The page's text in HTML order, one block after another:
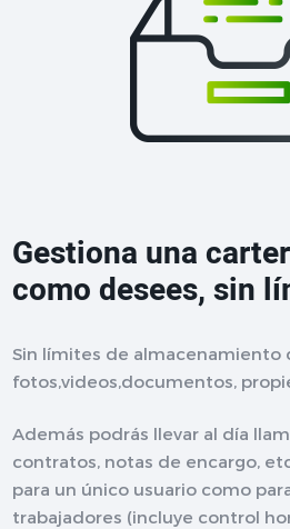
Gestiona una
como desees, sin
Sin límites de almacenamiento
fotos,videos,documentos,
Además podrás llevar al día
contratos, notas de encargo,
para un único usuario como
trabajadores (incluye control